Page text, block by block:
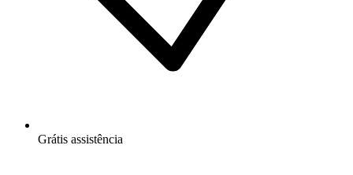
Grátis assistência